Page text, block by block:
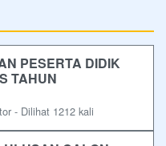
PESERTA DIDIK
TAHUN
- Dilihat 1212 kali